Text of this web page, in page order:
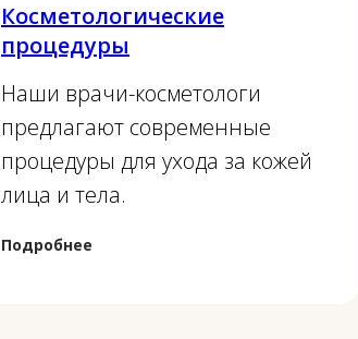
Косметологические
процедуры
Наши врачи-косметологи
предлагают современные
процедуры для ухода за кожей
лица и тела.
Подробнее